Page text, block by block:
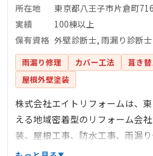
所在地
東京都八王子市片倉町
実績
100棟以上
保有資格 外壁診断士, 雨漏り診断士
雨漏り修理 カバー工法 葺き
屋根外壁塗装
株式会社エイトリフォームは、
える地域密着型のリフォーム会
装、屋根工事、防水工事、雨漏
る幅広いサービスを提供していま